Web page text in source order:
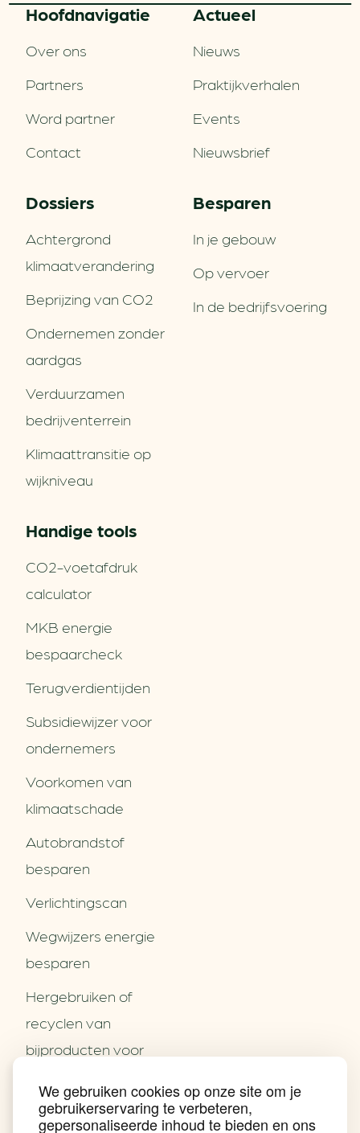
We gebruiken cookies op onze site om je
gebruikerservaring te verbeteren,
gepersonaliseerde inhoud te bieden en ons
Partners
Contact
Nieuws
Praktijkverhalen
Events
Hoofd­navigatie
Over ons
Partners
Word partner
Contact
Actueel
Nieuws
Praktijkverhalen
Events
Nieuwsbrief
Dossiers
Achtergrond
klimaatverandering
Beprijzing van CO2
Ondernemen zonder
aardgas
Verduurzamen
bedrijventerrein
Klimaattransitie op
wijkniveau
Besparen
In je gebouw
Op vervoer
In de bedrijfsvoering
Handige tools
CO2-voetafdruk
calculator
MKB energie
bespaarcheck
Terugverdien­tijden
Subsidiewijzer voor
ondernemers
Voorkomen van
klimaatschade
Autobrandstof
besparen
Verlichtingscan
Wegwijzers energie
besparen
Hergebruiken of
recyclen van
bijproducten voor
Energie besparen op